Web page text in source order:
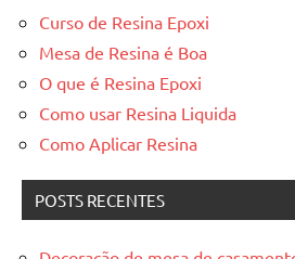
Curso de Resina Epoxi
Mesa de Resina é Boa
O que é Resina Epoxi
Como usar Resina Liquida
Como Aplicar Resina
POSTS RECENTES